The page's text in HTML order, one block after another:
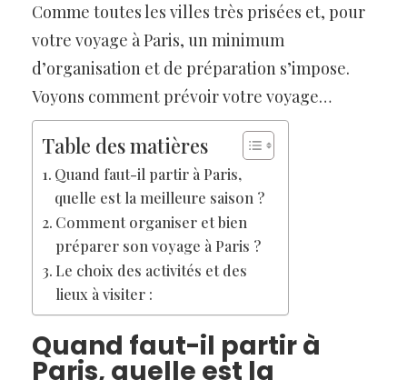
Comme toutes les villes très prisées et, pour
votre voyage à Paris, un minimum
d’organisation et de préparation s’impose.
Voyons comment prévoir votre voyage…
Table des matières
Quand faut-il partir à Paris,
quelle est la meilleure saison ?
Comment organiser et bien
préparer son voyage à Paris ?
Le choix des activités et des
lieux à visiter :
Quand faut-il partir à
Paris, quelle est la